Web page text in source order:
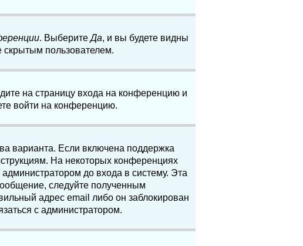
. ВыберитеДа, и вы будете видны
скрытым пользователем.
на страницу входа на конференцию и
войти на конференцию.
варианта. Если включена поддержка
На некоторых конференциях
до входа в систему. Эта
следуйте полученным
адрес email либо он заблокирован
с администратором.